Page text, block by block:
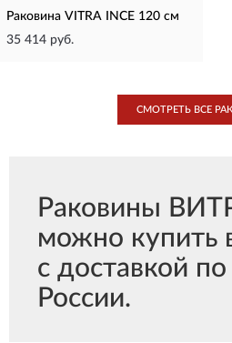
Раковина VITRA INCE 120 см
35 414 руб.
СМОТРЕТЬ ВСЕ
Раковины
можно купить
с доставкой по
России.